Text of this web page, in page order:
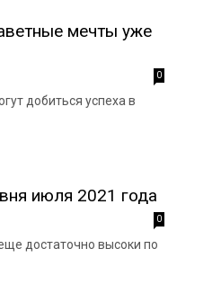
мечты уже
0
добиться успеха в
июля 2021 года
0
достаточно высоки по